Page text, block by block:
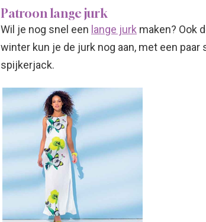
Patroon lange jurk
Wil je nog snel een lange jurk maken? Ook
winter kun je de jurk nog aan, met een
spijkerjack.